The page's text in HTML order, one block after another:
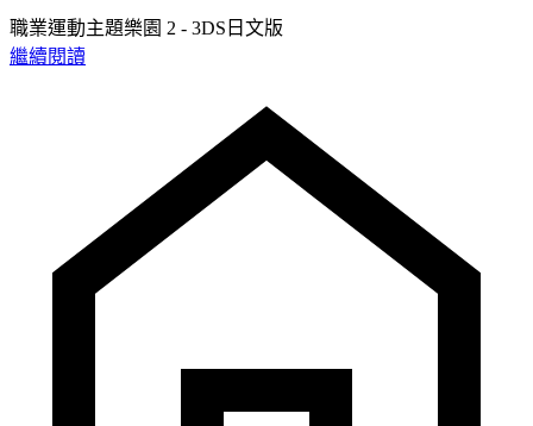
職業運動主題樂園 2 - 3DS日文版
繼續閱讀